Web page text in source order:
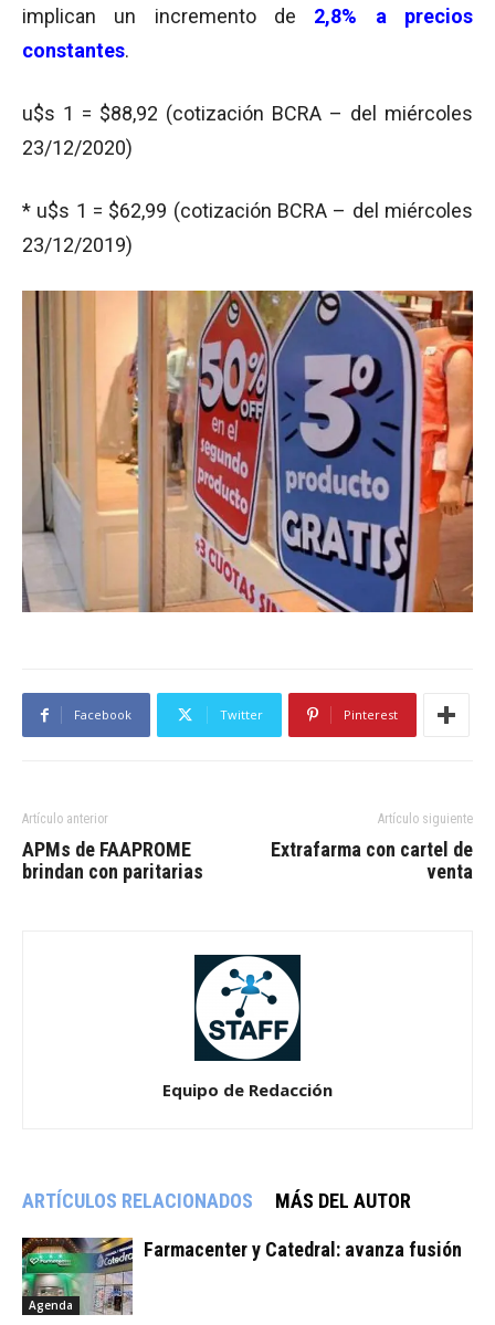
implican un incremento de 2,8%
a precios
constantes.
u$s 1 = $88,92 (cotización BCRA – del miércoles
23/12/2020)
* u$s 1 = $62,99 (cotización BCRA – del miércoles
23/12/2019)
Facebook Twitter Pinterest
Artículo anterior
APMs de FAAPROME
brindan con paritarias
Artículo siguiente
Extrafarma con cartel de
venta
Equipo de Redacción
ARTÍCULOS RELACIONADOS MÁS DEL AUTOR
Agenda
Farmacenter y Catedral: avanza fusión